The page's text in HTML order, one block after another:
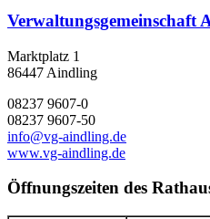
Verwaltungsgemeinschaft
Marktplatz 1
86447 Aindling
08237 9607-0
08237 9607-50
info@vg-aindling.de
www.vg-aindling.de
Öffnungszeiten des